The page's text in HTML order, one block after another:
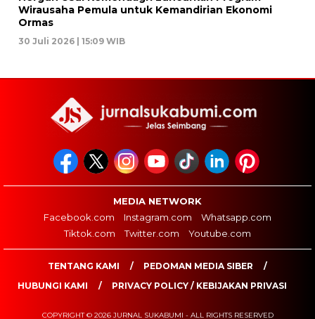
Wirausaha Pemula untuk Kemandirian Ekonomi
Ormas
30 Juli 2026 | 15:09 WIB
MEDIA NETWORK
Facebook.com
Instagram.com
Whatsapp.com
Tiktok.com
Twitter.com Youtube.com
TENTANG KAMI
PEDOMAN MEDIA SIBER
HUBUNGI KAMI
PRIVACY POLICY / KEBIJAKAN PRIVASI
COPYRIGHT © 2026 JURNAL SUKABUMI - ALL RIGHTS RESERVED